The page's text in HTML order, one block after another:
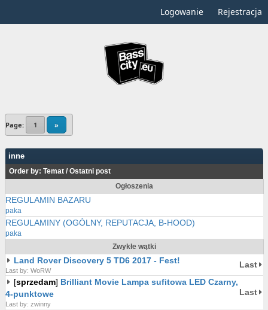
Logowanie Rejestracja
Page: 1 »
inne
Order by: Temat / Ostatni post
Ogłoszenia
REGULAMIN BAZARU
paka
REGULAMINY (OGÓLNY, REPUTACJA, B-HOOD)
paka
Zwykłe wątki
Land Rover Discovery 5 TD6 2017 - Fest!
Last by: WoRW
Last
[sprzedam] Brilliant Movie Lampa sufitowa LED Czarny,
4-punktowe
Last by: zwinny
Last